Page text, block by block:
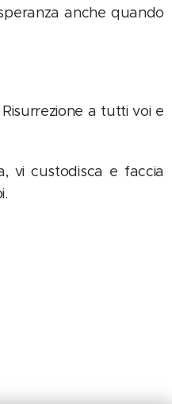
anche quando
a tutti voi e
vi custodisca e faccia